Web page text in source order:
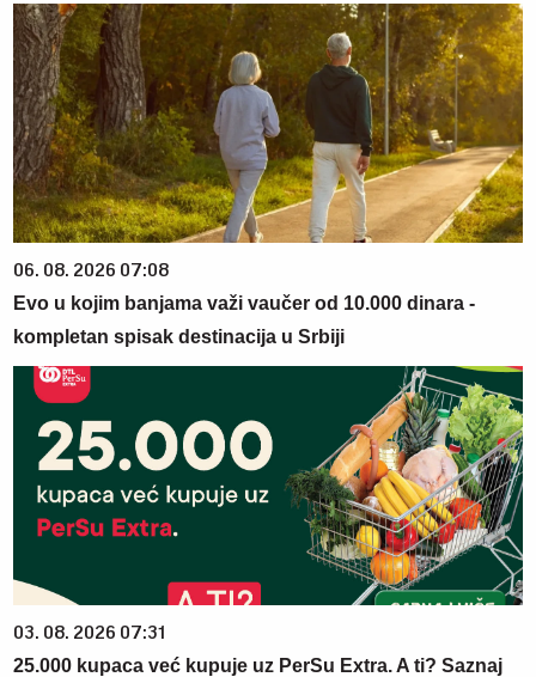
06. 08. 2026 07:08
Evo u kojim banjama važi vaučer od 10.000 dinara -
kompletan spisak destinacija u Srbiji
03. 08. 2026 07:31
25.000 kupaca već kupuje uz PerSu Extra. A ti? Saznaj